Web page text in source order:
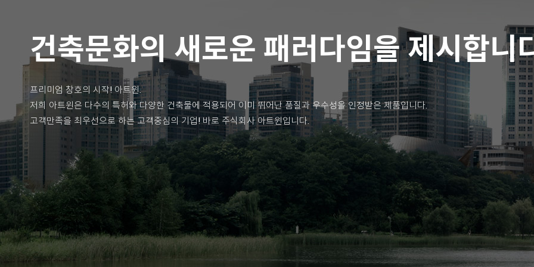
건축문화의 새로운 패러다임을 제시합니
프리미엄 창호의 시작! 아트윈.
저희 아트윈은 다수의 특허와 다양한 건축물에 적용되어 이미 뛰어난 품질과 우수성을 인정받은 제품입니다.
고객만족을 최우선으로 하는 고객중심의 기업! 바로 주식회사 아트윈입니다.